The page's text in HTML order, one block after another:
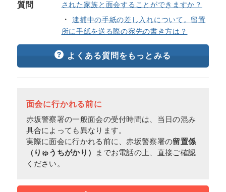
質問
された家族と面会することができますか？
逮捕中の手紙の差し入れについて。留置
所に手紙を送る際の宛先の書き方は？
よくある質問をもっとみる
面会に行かれる前に
赤坂警察署の一般面会の受付時間は、当日の混み
具合によっても異なります。
実際に面会に行かれる前に、赤坂警察署の留置係
（りゅうちがかり）
までお電話の上、直接ご確認
ください。